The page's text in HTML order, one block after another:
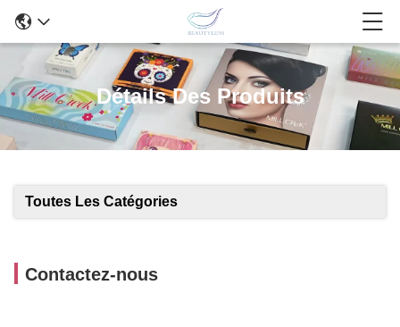
Détails Des Produits
Toutes Les Catégories
Contactez-nous